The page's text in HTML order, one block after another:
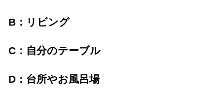
B：リビング
C：自分のテーブル
D：台所やお風呂場